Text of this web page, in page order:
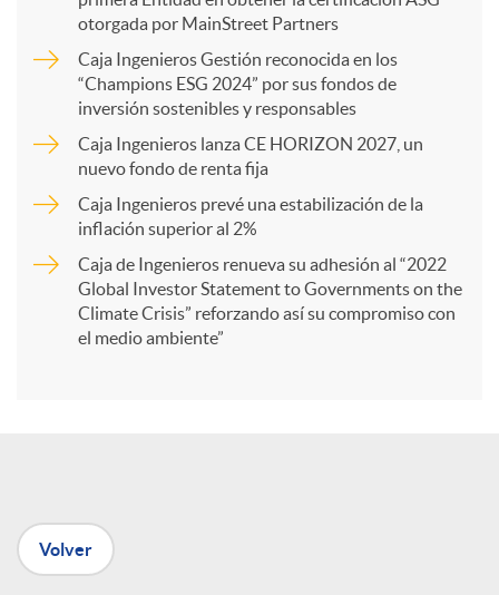
r
n
otorgada por MainStreet Partners
Caja Ingenieros Gestión reconocida en los
“Champions ESG 2024” por sus fondos de
inversión sostenibles y responsables
Caja Ingenieros lanza CE HORIZON 2027, un
nuevo fondo de renta fija
Caja Ingenieros prevé una estabilización de la
inflación superior al 2%
Caja de Ingenieros renueva su adhesión al “2022
Global Investor Statement to Governments on the
Climate Crisis” reforzando así su compromiso con
el medio ambiente”
Volver